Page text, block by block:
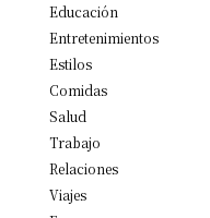
Educación
Entretenimientos
Estilos
Comidas
Salud
Trabajo
Relaciones
Viajes